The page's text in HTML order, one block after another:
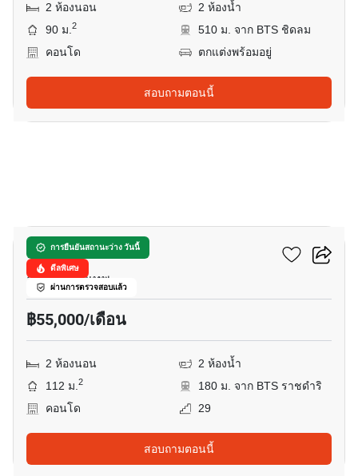
2 ห้องนอน
2 ห้องน้ำ
90 ม.2
510 ม. จาก BTS ชิดลม
คอนโด
ตกแต่งพร้อมอยู่
สอบถามตอนนี้
การยืนยันสถานะว่าง วันนี้
ดีลพิเศษ
ผ่านการตรวจสอบแล้ว
เดอะ ราชดำริ
ลุมพินี, กรุงเทพ
฿55,000/เดือน
2 ห้องนอน
2 ห้องน้ำ
112 ม.2
180 ม. จาก BTS ราชดำริ
คอนโด
29
สอบถามตอนนี้